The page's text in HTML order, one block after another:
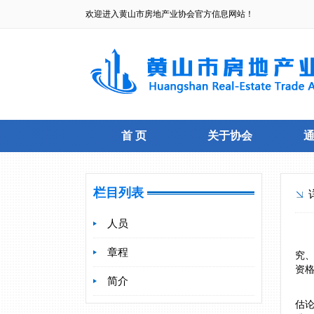
欢迎进入黄山市房地产业协会官方信息网站！
首 页 关于协会
栏目列表
人员
章程
简介
究
资
估